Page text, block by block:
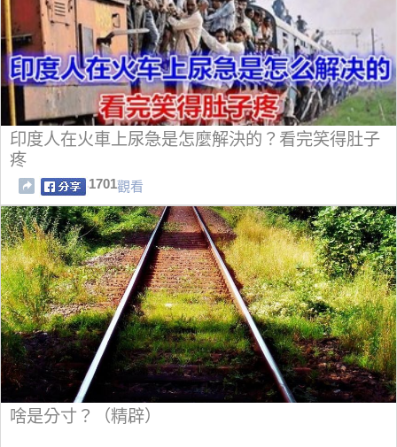
印度人在火車上尿急是怎麼解決的？看完笑得肚子
疼
1701觀看
啥是分寸？（精辟）